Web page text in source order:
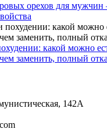
орехов для
какой можно
заменить, полный
142А